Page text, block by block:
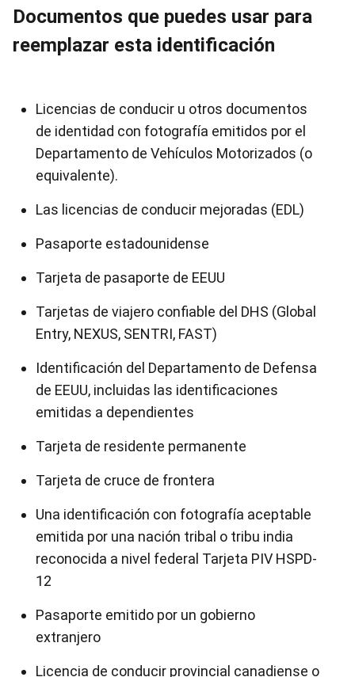
Documentos que puedes usar para
reemplazar esta identificación
Licencias de conducir u otros documentos
de identidad con fotografía emitidos por el
Departamento de Vehículos Motorizados (o
equivalente).
Las licencias de conducir mejoradas (EDL)
Pasaporte estadounidense
Tarjeta de pasaporte de EEUU
Tarjetas de viajero confiable del DHS (Global
Entry, NEXUS, SENTRI, FAST)
Identificación del Departamento de Defensa
de EEUU, incluidas las identificaciones
emitidas a dependientes
Tarjeta de residente permanente
Tarjeta de cruce de frontera
Una identificación con fotografía aceptable
emitida por una nación tribal o tribu india
reconocida a nivel federal Tarjeta PIV HSPD-
12
Pasaporte emitido por un gobierno
extranjero
Licencia de conducir provincial canadiense o